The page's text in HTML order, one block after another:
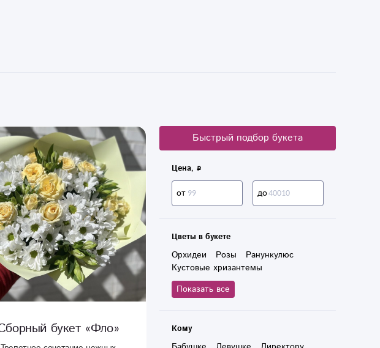
букет «Фло»
Быстрый подбор букета
Цена,
от до
Цветы в букете
Орхидеи Розы
Ранункулюс
Кустовые хризантемы
Кустовые розы
Лилии
Гортензии
Герберы
Гипсофилы
Ирисы
Ромашки
Показать все
Кому